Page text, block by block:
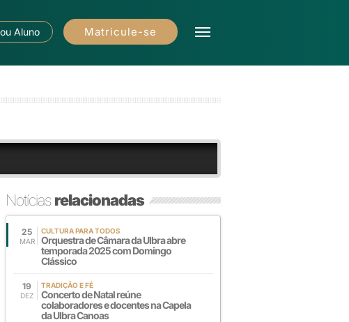
Aluno Matricule-se
Notíciasrelacionadas
25
MAR
CULTURA PARA TODOS
Orquestra de Câmara da Ulbra abre
temporada 2025 com Domingo
Clássico
19
DEZ
TRADIÇÃO E FÉ
Concerto de Natal reúne
colaboradores e docentes na Capela
da Ulbra Canoas